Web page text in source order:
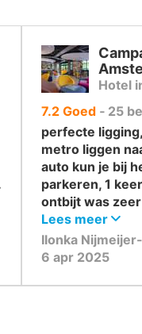
Hotel
7.2 uit
10
,
Goed ‐ 25
perfecte
metro liggen
auto kun je bij
parkeren, 1
ontbijt was
perfect hotel
Lees meer
Ilonka
6 apr 2025